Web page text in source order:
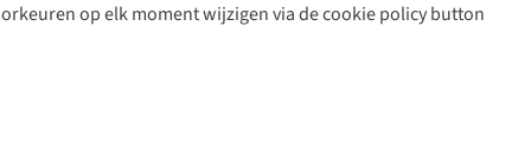
op elk moment wijzigen via de cookie policy button